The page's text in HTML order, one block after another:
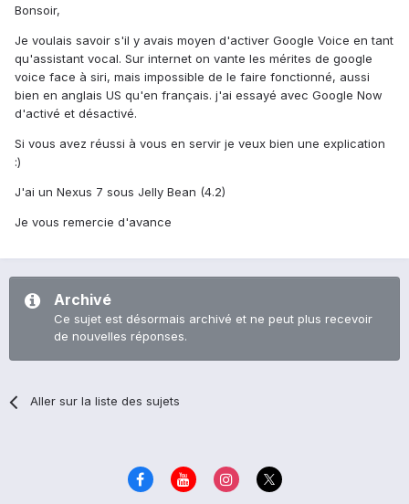
Bonsoir,
Je voulais savoir s'il y avais moyen d'activer Google Voice en tant
qu'assistant vocal. Sur internet on vante les mérites de google
voice face à siri, mais impossible de le faire fonctionné, aussi
bien en anglais US qu'en français. j'ai essayé avec Google Now
d'activé et désactivé.
Si vous avez réussi à vous en servir je veux bien une explication
:)
J'ai un Nexus 7 sous Jelly Bean (4.2)
Je vous remercie d'avance
Archivé
Ce sujet est désormais archivé et ne peut plus recevoir
de nouvelles réponses.
Aller sur la liste des sujets